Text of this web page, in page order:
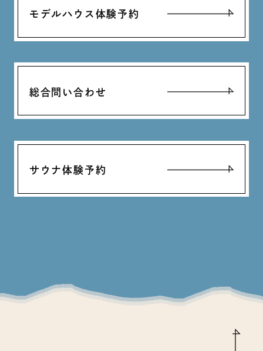
モデルハウス体験予約
総合問い合わせ
サウナ体験予約